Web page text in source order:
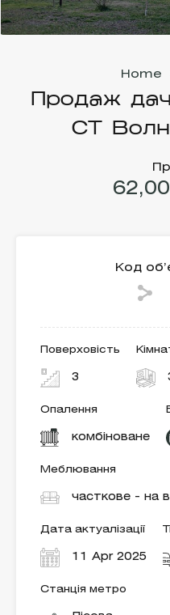
Home
Продаж
СТ
Код
Поверховість
3
Опалення
комбіноване
Меблювання
часткове - на
Дата актуалізації
11 Apr 2025
Станція метро